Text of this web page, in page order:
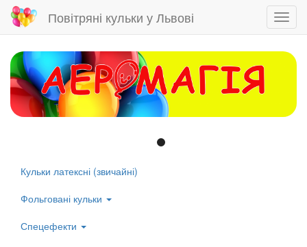
Skip
main
content
Повітряні кульки у Львові
Left
menu
Кульки латексні (звичайні)
Фольговані кульки
Спецефекти